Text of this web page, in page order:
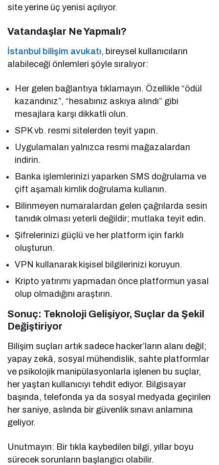
site yerine üç yenisi açılıyor.
Vatandaşlar Ne Yapmalı?
İstanbul bilişim avukatı, bireysel kullanıcıların
alabileceği önlemleri şöyle sıralıyor:
Her gelen bağlantıya tıklamayın. Özellikle “ödül
kazandınız”, “hesabınız askıya alındı” gibi
mesajlara karşı dikkatli olun.
SPK vb. resmi sitelerden teyit yapın.
Uygulamaları yalnızca resmi mağazalardan
indirin.
Banka işlemlerinizi yaparken SMS doğrulama ve
çift aşamalı kimlik doğrulama kullanın.
Bilinmeyen numaralardan gelen çağrılarda sesin
tanıdık olması yeterli değildir; mutlaka teyit edin.
Şifrelerinizi güçlü ve her platform için farklı
oluşturun.
VPN kullanarak kişisel bilgilerinizi koruyun.
Kripto yatırımı yapmadan önce platformun yasal
olup olmadığını araştırın.
Sonuç: Teknoloji Gelişiyor, Suçlar da Şekil
Değiştiriyor
Bilişim suçları artık sadece hacker’ların alanı değil;
yapay zekâ, sosyal mühendislik, sahte platformlar
ve psikolojik manipülasyonlarla işlenen bu suçlar,
her yaştan kullanıcıyı tehdit ediyor. Bilgisayar
başında, telefonda ya da sosyal medyada geçirilen
her saniye, aslında bir güvenlik sınavı anlamına
geliyor.
Unutmayın: Bir tıkla kaybedilen bilgi, yıllar boyu
sürecek sorunların başlangıcı olabilir.